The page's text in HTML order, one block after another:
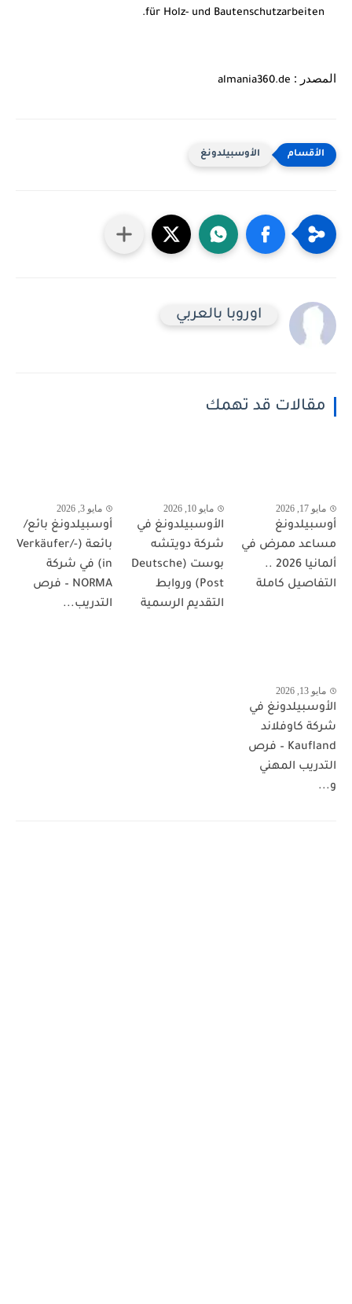
für Holz- und Bautenschutzarbeiten.
المصدر : almania360.de
الأوسبيلدونغ
اوروبا بالعربي
مقالات قد تهمك
مايو 17, 2026
أوسبيلدونغ
مساعد ممرض في
ألمانيا 2026 ..
التفاصيل كاملة
مايو 10, 2026
الأوسبيلدونغ في
شركة دويتشه
بوست (Deutsche
Post) وروابط
التقديم الرسمية
مايو 3, 2026
أوسبيلدونغ بائع/
بائعة (Verkäufer/-
in) في شركة
NORMA – فرص
التدريب...
مايو 13, 2026
الأوسبيلدونغ في
شركة كاوفلاند
Kaufland – فرص
التدريب المهني
و...